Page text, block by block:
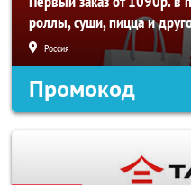
роллы, суши, пицца и
Россия
Промокод